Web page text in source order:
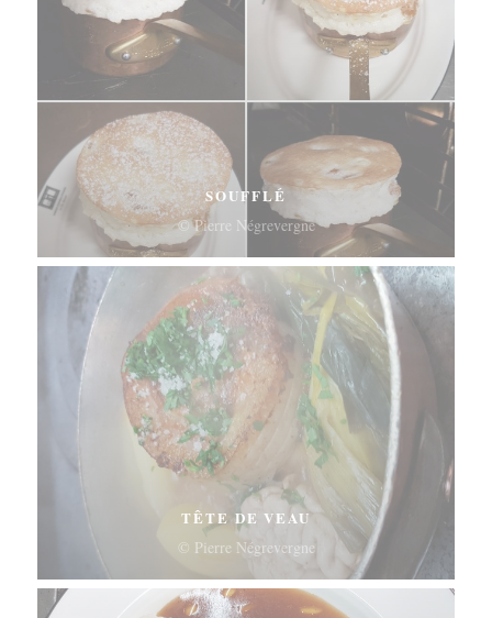
SOUFFLÉ
© Pierre Négrevergne
TÊTE DE VEAU
© Pierre Négrevergne